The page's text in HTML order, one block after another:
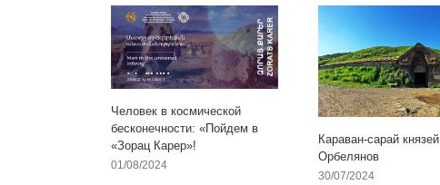
Человек в космической
бесконечности: «Пойдем в
«Зорац Карер»!
01/08/2024
Караван-сарай князей
Орбелянов
30/07/2024